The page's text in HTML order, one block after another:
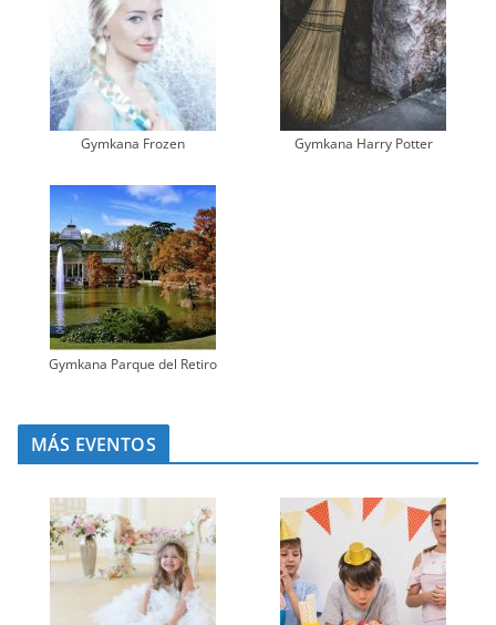
Gymkana Frozen Gymkana Harry Potter
Gymkana Parque del Retiro
MÁS EVENTOS